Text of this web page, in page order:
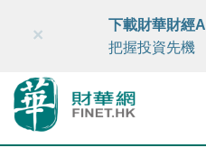
財華智庫網 FINTV
×
下載財華財經
把握投資先機